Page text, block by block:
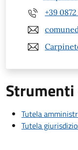
+39
Tutela
Tutela